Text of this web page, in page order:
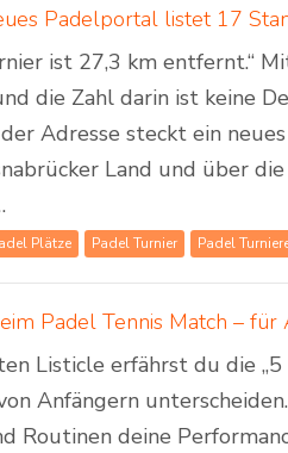
ist 27,3 km entfernt.“
die Zahl darin ist keine
Adresse steckt ein
Land und über
Plätze Padel Turnier Padel
Padel Tennis Match –
Listicle erfährst du die
Anfängern
Routinen deine